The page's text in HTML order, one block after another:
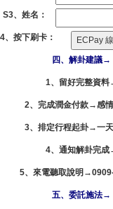
S3、姓名：
、按下刷卡：
四、解卦建議→
1、留好完整資
2、完成潤金付款→感
3、排定行程起卦→一
4、通知解卦完
5、來電聽取說明
五、委託施法→